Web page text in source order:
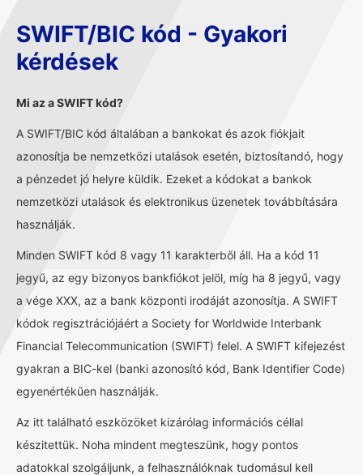
SWIFT/BIC kód - Gyakori
kérdések
Mi az a SWIFT kód?
A SWIFT/BIC kód általában a bankokat és azok fiókjait
azonosítja be nemzetközi utalások esetén, biztosítandó, hogy
a pénzedet jó helyre küldik. Ezeket a kódokat a bankok
nemzetközi utalások és elektronikus üzenetek továbbítására
használják.
Minden SWIFT kód 8 vagy 11 karakterből áll. Ha a kód 11
jegyű, az egy bizonyos bankfiókot jelöl, míg ha 8 jegyű, vagy
a vége XXX, az a bank központi irodáját azonosítja. A SWIFT
kódok regisztrációjáért a Society for Worldwide Interbank
Financial Telecommunication (SWIFT) felel. A SWIFT kifejezést
gyakran a BIC-kel (banki azonosító kód, Bank Identifier Code)
egyenértékűen használják.
Az itt található eszközöket kizárólag információs céllal
készitettük. Noha mindent megteszünk, hogy pontos
adatokkal szolgáljunk, a felhasználóknak tudomásul kell